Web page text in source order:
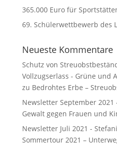
365.000 Euro für
69. Schülerwettbewerb des
Neueste Kommentare
Schutz von
Vollzugserlass - Grüne und
zu Bedrohtes Erbe –
Newsletter September 2021
Gewalt gegen Frauen und
Newsletter Juli 2021 -
Sommertour 2021 –